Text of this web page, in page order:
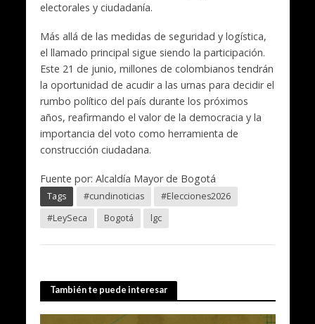
electorales y ciudadanía.
Más allá de las medidas de seguridad y logística,
el llamado principal sigue siendo la participación.
Este 21 de junio, millones de colombianos tendrán
la oportunidad de acudir a las urnas para decidir el
rumbo político del país durante los próximos
años, reafirmando el valor de la democracia y la
importancia del voto como herramienta de
construcción ciudadana.
Fuente por: Alcaldía Mayor de Bogotá
Tags #cundinoticias
#Elecciones2026
#LeySeca
Bogotá lgc
También te puede interesar